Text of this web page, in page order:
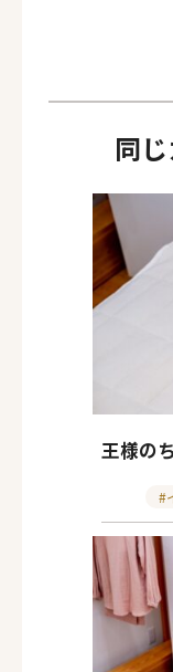
同
王様の
テ
ゴ
リ
ー